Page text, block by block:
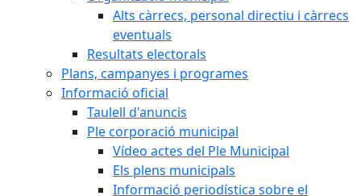
Alts càrrecs, personal directiu i càrrecs
eventuals
Resultats electorals
Plans, campanyes i programes
Informació oficial
Taulell d'anuncis
Ple corporació municipal
Vídeo actes del Ple Municipal
Els plens municipals
Informació periodística sobre el